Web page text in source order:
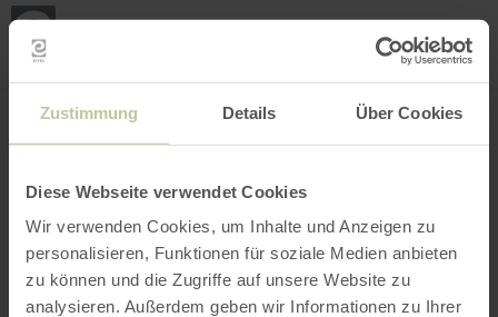
Zustimmung Details Über Cookies
Diese Webseite verwendet Cookies
Wir verwenden Cookies, um Inhalte und Anzeigen zu
personalisieren, Funktionen für soziale Medien anbieten
zu können und die Zugriffe auf unsere Website zu
analysieren. Außerdem geben wir Informationen zu Ihrer
INTERAKTIVE KARTE
Filter öffnen